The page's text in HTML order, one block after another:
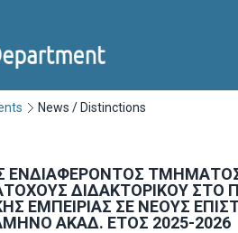
News / Distinctions
ΔΙΔΑΚΤΟΡΙΚΟΥ ΣΤΟ
ΕΜΠΕΙΡΙΑΣ ΣΕ ΝΕΟΥΣ
ΑΚΑΔ. ΕΤΟΣ 2025-2026